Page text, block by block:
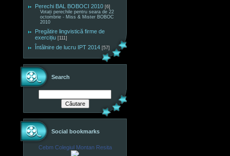
Perechi BAL BOBOCI 2010 [6]
Votați perechile pentru seara de 22
octombrie - Miss & Mister BOBOC
2010
Pregătire lingvistică firme de
exercițiu [111]
Întâlnire de lucru IPT 2014 [57]
Search
Social bookmarks
Cebm Colegiul Montan Resita